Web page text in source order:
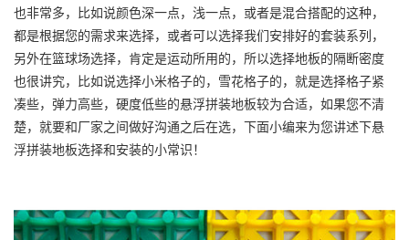
也非常多，比如说颜色深一点，浅一点，或者是混合搭配的这种，
都是根据您的需求来选择，或者可以选择我们安排好的套装系列，
另外在篮球场选择，肯定是运动所用的，所以选择地板的隔断密度
也很讲究，比如说选择小米格子的，雪花格子的，就是选择格子紧
凑些，弹力高些，硬度低些的悬浮拼装地板较为合适，如果您不清
楚，就要和厂家之间做好沟通之后在选，下面小编来为您讲述下悬
浮拼装地板选择和安装的小常识！